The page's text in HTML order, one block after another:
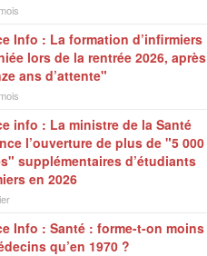
Info : La formation d’infirmiers
lors de la rentrée 2026, après
ans d’attente"
info : La ministre de la Santé
l’ouverture de plus de "5 000
supplémentaires d’étudiants
en 2026
Info : Santé : forme-t-on moins
qu’en 1970 ?